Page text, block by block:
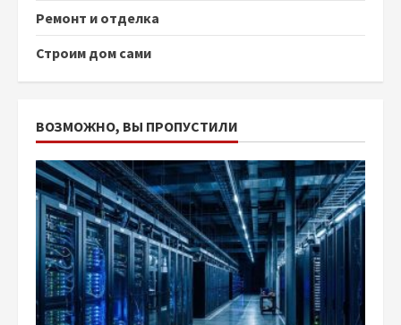
Ремонт и отделка
Строим дом сами
ВОЗМОЖНО, ВЫ ПРОПУСТИЛИ